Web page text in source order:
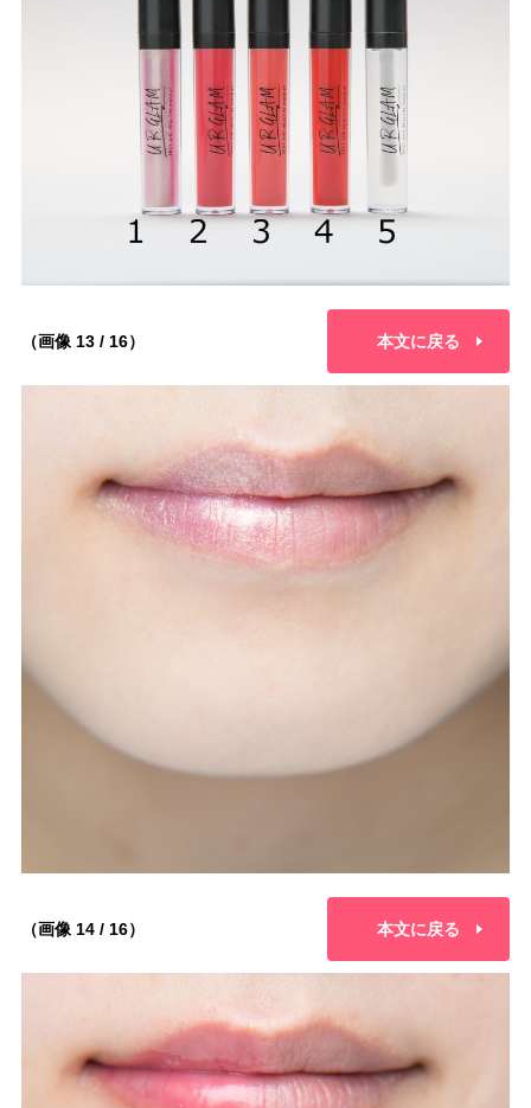
（画像 13 / 16） 本文に戻る
（画像 14 / 16） 本文に戻る